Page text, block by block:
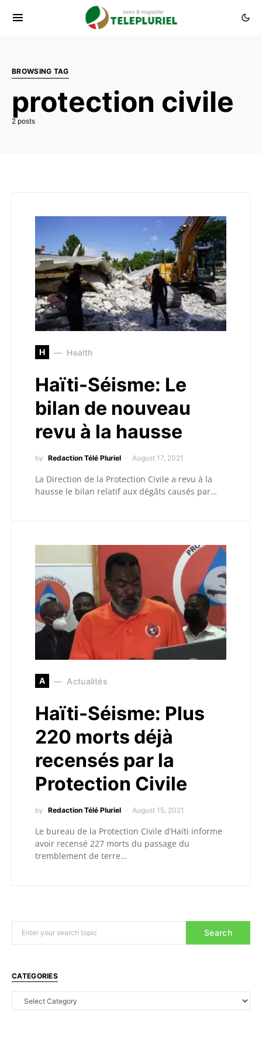
BROWSING TAG
protection civile
2 posts
H Health
Haïti-Séisme: Le
bilan de nouveau
revu à la hausse
by Redaction Télé Pluriel August 17, 2021
La Direction de la Protection Civile a revu à la
hausse le bilan relatif aux dégâts causés par…
A Actualités
Haïti-Séisme: Plus
220 morts déjà
recensés par la
Protection Civile
by Redaction Télé Pluriel August 15, 2021
Le bureau de la Protection Civile d’Haïti informe
avoir recensé 227 morts du passage du
tremblement de terre…
Search
CATEGORIES